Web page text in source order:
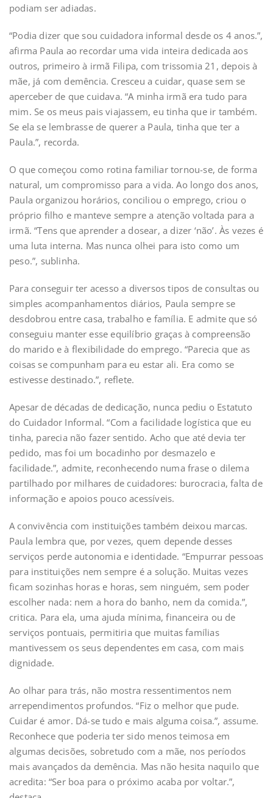
podiam ser adiadas.
“Podia dizer que sou cuidadora informal desde os 4 anos.”,
afirma Paula ao recordar uma vida inteira dedicada aos
outros, primeiro à irmã Filipa, com trissomia 21, depois à
mãe, já com demência. Cresceu a cuidar, quase sem se
aperceber de que cuidava. “A minha irmã era tudo para
mim. Se os meus pais viajassem, eu tinha que ir também.
Se ela se lembrasse de querer a Paula, tinha que ter a
Paula.”, recorda.
O que começou como rotina familiar tornou-se, de forma
natural, um compromisso para a vida. Ao longo dos anos,
Paula organizou horários, conciliou o emprego, criou o
próprio filho e manteve sempre a atenção voltada para a
irmã. “Tens que aprender a dosear, a dizer ‘não’. Às vezes é
uma luta interna. Mas nunca olhei para isto como um
peso.”, sublinha.
Para conseguir ter acesso a diversos tipos de consultas ou
simples acompanhamentos diários, Paula sempre se
desdobrou entre casa, trabalho e família. E admite que só
conseguiu manter esse equilíbrio graças à compreensão
do marido e à flexibilidade do emprego. “Parecia que as
coisas se compunham para eu estar ali. Era como se
estivesse destinado.”, reflete.
Apesar de décadas de dedicação, nunca pediu o Estatuto
do Cuidador Informal. “Com a facilidade logística que eu
tinha, parecia não fazer sentido. Acho que até devia ter
pedido, mas foi um bocadinho por desmazelo e
facilidade.”, admite, reconhecendo numa frase o dilema
partilhado por milhares de cuidadores: burocracia, falta de
informação e apoios pouco acessíveis.
A convivência com instituições também deixou marcas.
Paula lembra que, por vezes, quem depende desses
serviços perde autonomia e identidade. “Empurrar pessoas
para instituições nem sempre é a solução. Muitas vezes
ficam sozinhas horas e horas, sem ninguém, sem poder
escolher nada: nem a hora do banho, nem da comida.”,
critica. Para ela, uma ajuda mínima, financeira ou de
serviços pontuais, permitiria que muitas famílias
mantivessem os seus dependentes em casa, com mais
dignidade.
Ao olhar para trás, não mostra ressentimentos nem
arrependimentos profundos. “Fiz o melhor que pude.
Cuidar é amor. Dá-se tudo e mais alguma coisa.”, assume.
Reconhece que poderia ter sido menos teimosa em
algumas decisões, sobretudo com a mãe, nos períodos
mais avançados da demência. Mas não hesita naquilo que
acredita: “Ser boa para o próximo acaba por voltar.”,